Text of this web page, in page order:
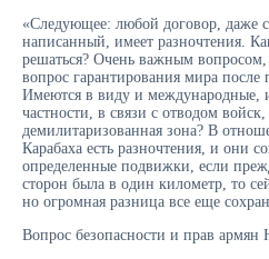
«Следующее: любой договор, даже
написанный, имеет разночтения.
решаться? Очень важным вопросом,
вопрос гарантирования мира после
Имеются в виду и международные,
частности, в связи с отводом
демилитаризованная зона? В
Карабаха есть разночтения, и они
определенные подвижки, если
сторон была в один километр, то
но огромная разница все еще
Вопрос безопасности и прав армян